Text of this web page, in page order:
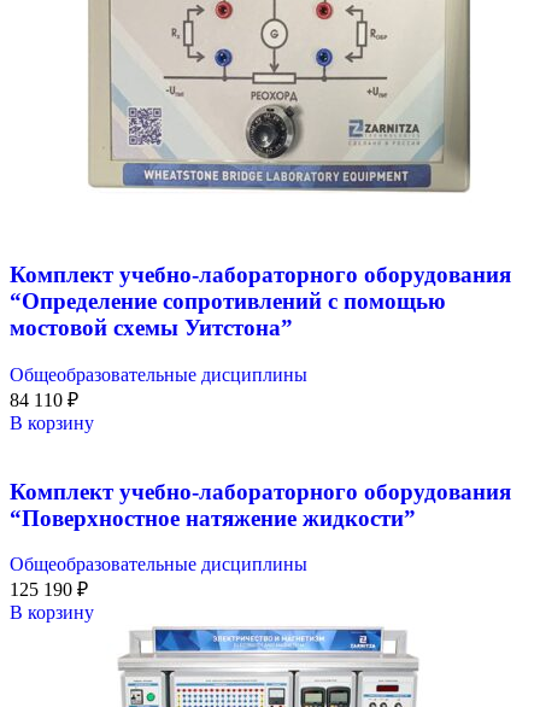
Комплект учебно-лабораторного оборудования
“Определение сопротивлений с помощью
мостовой схемы Уитстона”
Общеобразовательные дисциплины
84 110 ₽
В корзину
Комплект учебно-лабораторного оборудования
“Поверхностное натяжение жидкости”
Общеобразовательные дисциплины
125 190 ₽
В корзину